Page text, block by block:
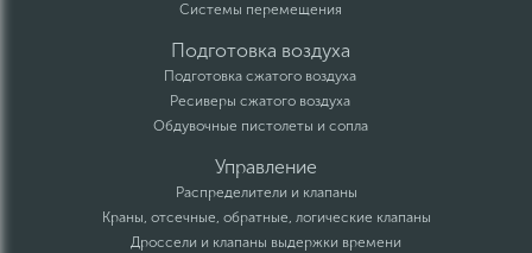
Системы перемещения
Подготовка воздуха
Подготовка сжатого воздуха
Ресиверы сжатого воздуха
Обдувочные пистолеты и сопла
Управление
Распределители и клапаны
Краны, отсечные, обратные, логические клапаны
Дроссели и клапаны выдержки времени